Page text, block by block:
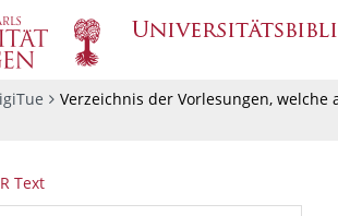
Verzeichnis der Vorlesungen,
Text